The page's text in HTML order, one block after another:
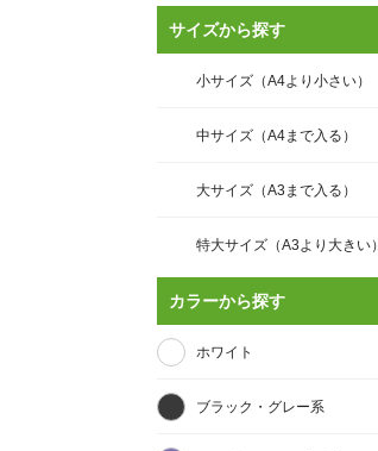
サイズから探す
小サイズ（A4より小さい）
中サイズ（A4まで入る）
大サイズ（A3まで入る）
特大サイズ（A3より大きい）
カラーから探す
ホワイト
ブラック・グレー系